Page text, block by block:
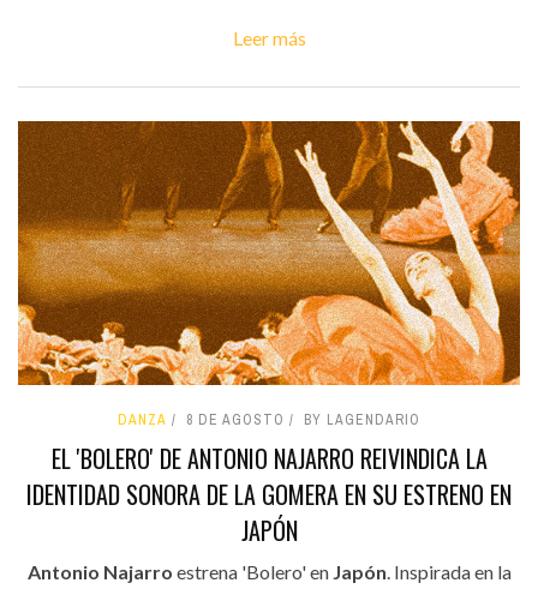
Leer más
DANZA 8 DE AGOSTO BY LAGENDARIO
EL 'BOLERO' DE ANTONIO NAJARRO REIVINDICA LA
IDENTIDAD SONORA DE LA GOMERA EN SU ESTRENO EN
JAPÓN
Antonio Najarro estrena 'Bolero' en Japón . Inspirada en la